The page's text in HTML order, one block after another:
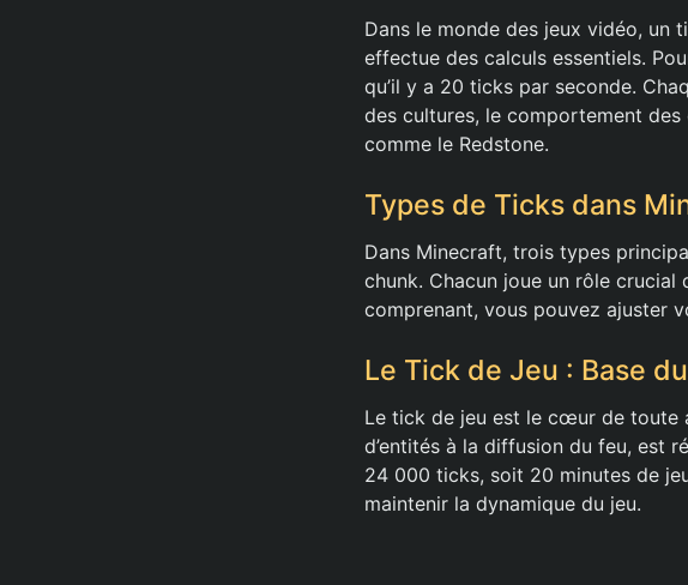
Dans le monde des jeux vidéo, un
effectue des calculs essentiels.
qu’il y a 20 ticks par seconde.
des cultures, le comportement
comme le Redstone.
Types de Ticks dans
Dans Minecraft, trois types
chunk. Chacun joue un rôle crucial
comprenant, vous pouvez ajuster
Le Tick de Jeu : Base
Le tick de jeu est le cœur de toute
d’entités à la diffusion du feu, est
24 000 ticks, soit 20 minutes de
maintenir la dynamique du jeu.